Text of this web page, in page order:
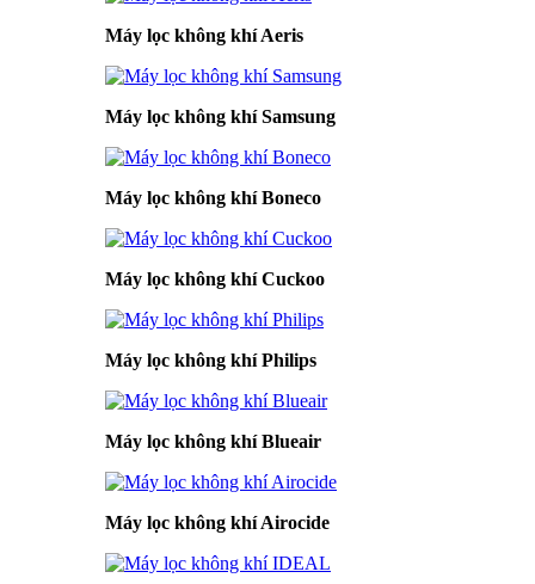
Máy lọc không khí Aeris
Máy lọc không khí Samsung
Máy lọc không khí Boneco
Máy lọc không khí Cuckoo
Máy lọc không khí Philips
Máy lọc không khí Blueair
Máy lọc không khí Airocide